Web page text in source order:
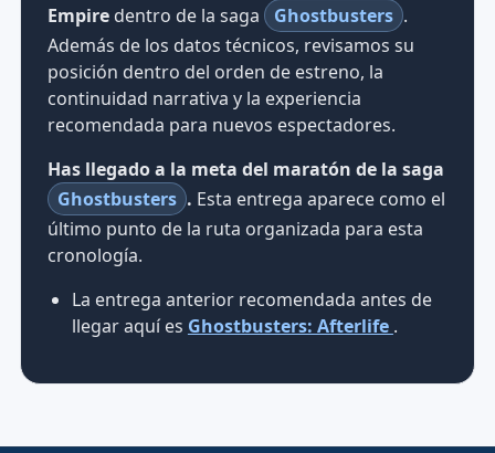
Empiredentro de la saga Ghostbusters .
Además de los datos técnicos, revisamos su
posición dentro del orden de estreno, la
continuidad narrativa y la experiencia
recomendada para nuevos espectadores.
Has llegado a la meta del maratón de la saga
Ghostbusters . Esta entrega aparece como el
último punto de la ruta organizada para esta
cronología.
La entrega anterior recomendada antes de
llegar aquí es Ghostbusters: Afterlife .